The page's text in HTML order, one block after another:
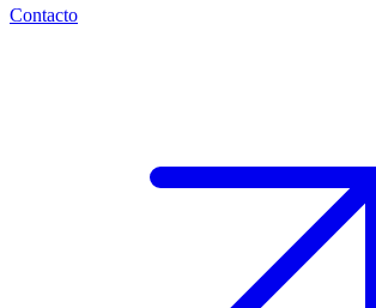
Contacto